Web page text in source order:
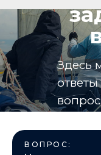
Здесь
ВОПРОС: